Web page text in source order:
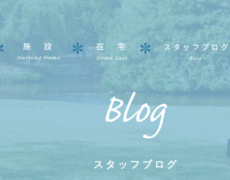
スタッフブログ